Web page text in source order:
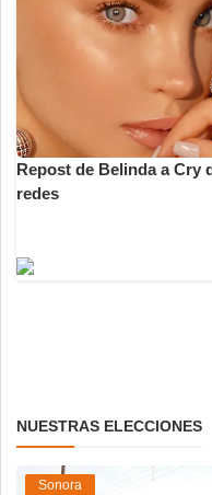
Repost de Belinda a Cry
redes
NUESTRAS ELECCIONES
Sonora